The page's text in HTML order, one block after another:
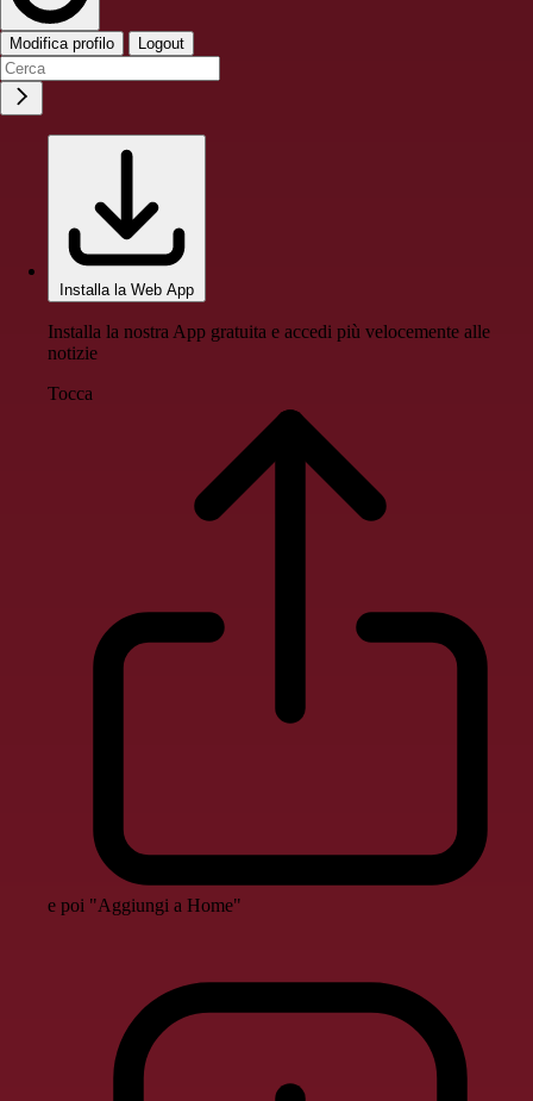
Modifica profilo Logout
Installa la Web App
Installa la nostra App gratuita e accedi più velocemente alle
notizie
Tocca
e poi "Aggiungi a Home"